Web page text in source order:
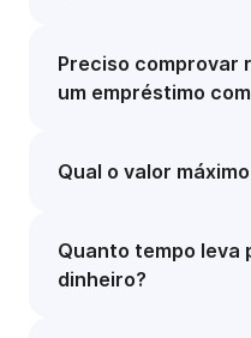
Preciso comprovar
um empréstimo
Qual o valor
Quanto tempo leva
dinheiro?